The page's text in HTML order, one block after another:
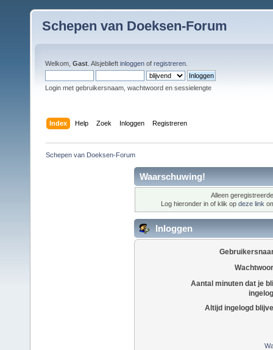
Schepen van Doeksen-Forum
Welkom, Gast . Alsjeblieft inloggen of registreren
Login met gebruikersnaam, wachtwoord en sessielengte
Index Help Zoek Inloggen Registreren
Schepen van Doeksen-Forum
Waarschuwing!
Alleen
Log hieronder in of klik op deze link
Inloggen
Aantal minuten dat je
Altijd ingelogd